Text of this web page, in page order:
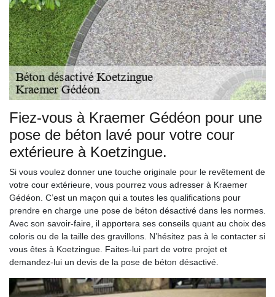
Fiez-vous à Kraemer Gédéon pour une
pose de béton lavé pour votre cour
extérieure à Koetzingue.
Si vous voulez donner une touche originale pour le revêtement de
votre cour extérieure, vous pourrez vous adresser à Kraemer
Gédéon. C’est un maçon qui a toutes les qualifications pour
prendre en charge une pose de béton désactivé dans les normes.
Avec son savoir-faire, il apportera ses conseils quant au choix des
coloris ou de la taille des gravillons. N’hésitez pas à le contacter si
vous êtes à Koetzingue. Faites-lui part de votre projet et
demandez-lui un devis de la pose de béton désactivé.